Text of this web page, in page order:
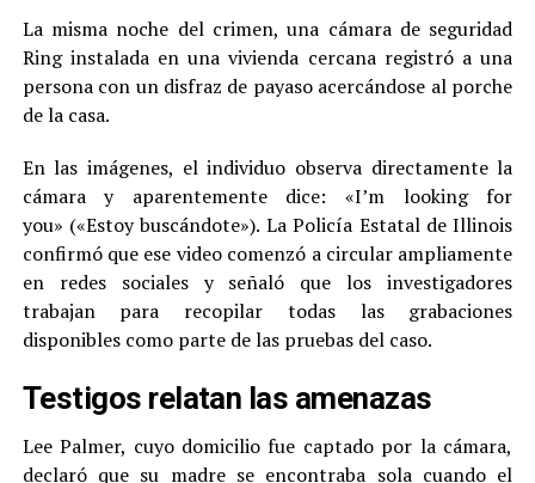
La misma noche del crimen, una cámara de seguridad
Ring instalada en una vivienda cercana registró a una
persona con un disfraz de payaso acercándose al porche
de la casa.
En las imágenes, el individuo observa directamente la
cámara y aparentemente dice: «I’m looking for
you» («Estoy buscándote»). La Policía Estatal de Illinois
confirmó que ese video comenzó a circular ampliamente
en redes sociales y señaló que los investigadores
trabajan para recopilar todas las grabaciones
disponibles como parte de las pruebas del caso.
Testigos relatan las amenazas
Lee Palmer, cuyo domicilio fue captado por la cámara,
declaró que su madre se encontraba sola cuando el